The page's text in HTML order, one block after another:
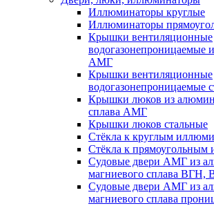
Иллюминаторы круглые
Иллюминаторы
Крышки вентиляционные
водогазонепроницаемые
АМГ
Крышки вентиляционные
водогазонепроницаемые
Крышки люков из
сплава АМГ
Крышки люков стальные
Стёкла к круглым
Стёкла к прямоугольным
Судовые двери АМГ из
магниевого сплава ВГН,
Судовые двери АМГ из
магниевого сплава